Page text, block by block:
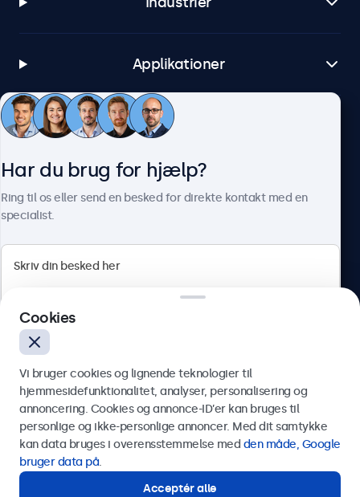
Applikationer
Kundeservice
Herstedøstervej 27-29, unit A, 2620 Albertslund, Danmark
Dansk
Har du brug for hjælp?
Ring til os eller send en besked for direkte kontakt med en
specialist.
Send
Eller ring til os på
Cookies
Vi bruger cookies og lignende teknologier til
hjemmesidefunktionalitet, analyser, personalisering og
annoncering. Cookies og annonce-ID’er kan bruges til
personlige og ikke-personlige annoncer. Med dit samtykke
kan data bruges i overensstemmelse med den måde, Google
bruger data på.
Acceptér alle